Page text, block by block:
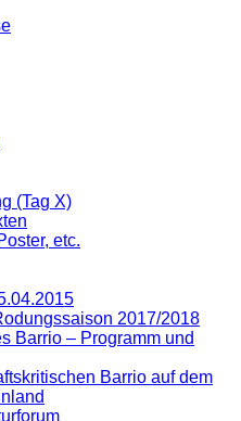
(Tag X)
etc.
2017/2018
Barrio – Programm und
Barrio auf dem